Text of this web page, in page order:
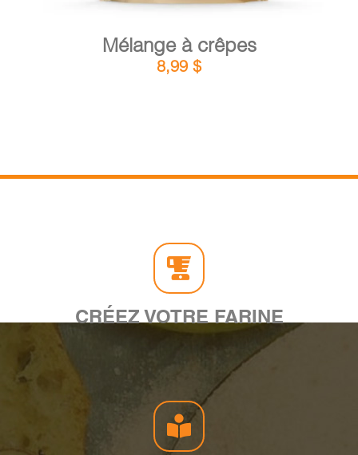
Mélange à crêpes
8,99 $
CRÉEZ VOTRE FARINE